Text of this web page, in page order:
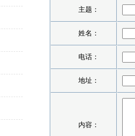
主题：
姓名：
电话：
地址：
内容：